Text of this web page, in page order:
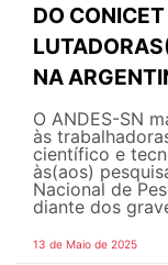
DO
NA
O ANDES-SN
às
científico e
às(aos)
Nacional de
diante dos
13 de Maio de 2025